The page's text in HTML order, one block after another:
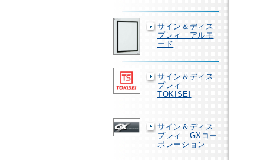
サイン＆ディス
プレィ アルモ
ード
サイン＆ディス
プレィ
TOKISEI
サイン＆ディス
プレィ GXコー
ポレーション